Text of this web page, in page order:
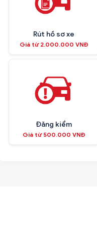
Rút hồ sơ xe
Giá từ 2.000.000 VNĐ
Đăng kiểm
Giá từ 500.000 VNĐ